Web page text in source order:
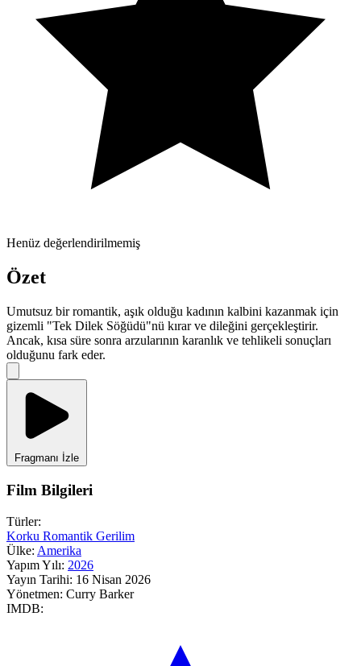
Henüz değerlendirilmemiş
Özet
Umutsuz bir romantik, aşık olduğu kadının kalbini kazanmak için
gizemli "Tek Dilek Söğüdü"nü kırar ve dileğini gerçekleştirir.
Ancak, kısa süre sonra arzularının karanlık ve tehlikeli sonuçları
olduğunu fark eder.
Fragmanı İzle
Film Bilgileri
Türler:
Korku Romantik Gerilim
Ülke: Amerika
Yapım Yılı: 2026
Yayın Tarihi: 16 Nisan 2026
Yönetmen: Curry Barker
IMDB: